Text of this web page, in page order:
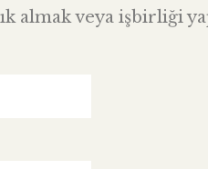
almak veya işbirliği